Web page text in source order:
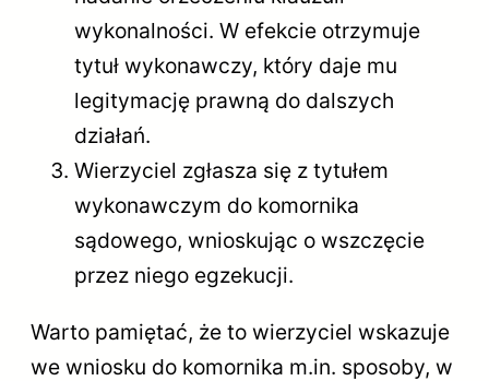
wykonalności. W efekcie otrzymuje
tytuł wykonawczy, który daje mu
legitymację prawną do dalszych
działań.
Wierzyciel zgłasza się z tytułem
wykonawczym do komornika
sądowego, wnioskując o wszczęcie
przez niego egzekucji.
Warto pamiętać, że to wierzyciel wskazuje
we wniosku do komornika m.in. sposoby, w